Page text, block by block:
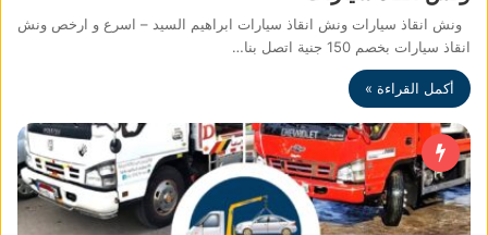
ونش انقاذ سيارات ونش انقاذ سيارات ابراهيم السيد – اسرع و ارخص ونش
انقاذ سيارات بخصم 150 جنية اتصل بنا…
أكمل القراءة »